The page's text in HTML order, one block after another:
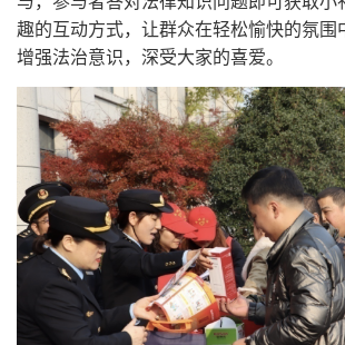
趣的互动方式，让群众在轻松愉快的氛围
增强法治意识，深受大家的喜爱。